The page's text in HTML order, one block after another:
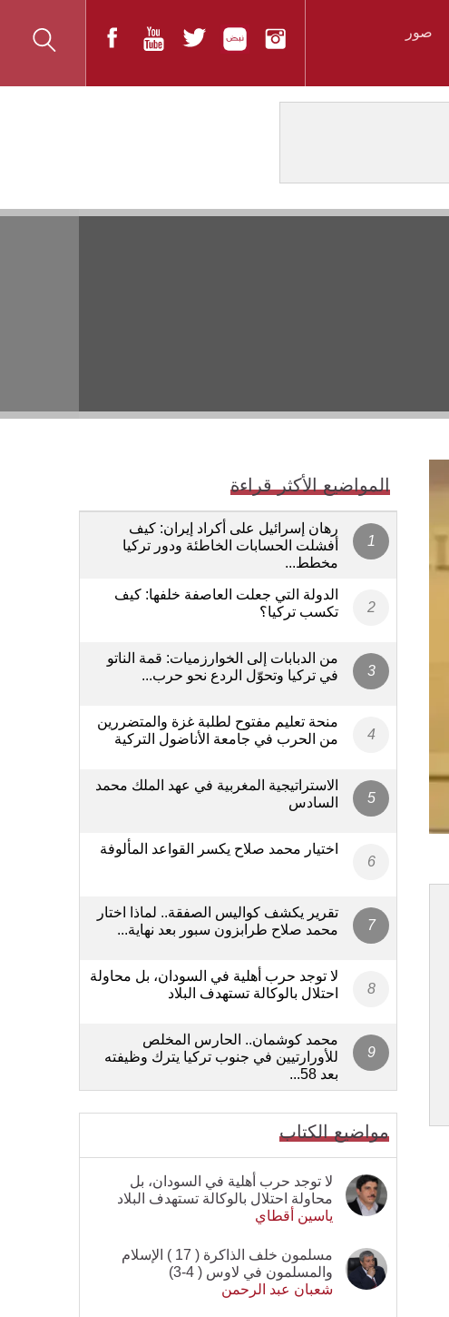
صور
المواضيع الأكثر قراءة
رهان إسرائيل على أكراد إيران: كيف
أفشلت الحسابات الخاطئة ودور تركيا
مخطط...
الدولة التي جعلت العاصفة خلفها: كيف
تكسب تركيا؟
من الدبابات إلى الخوارزميات: قمة الناتو
في تركيا وتحوّل الردع نحو حرب...
منحة تعليم مفتوح لطلبة غزة والمتضررين
من الحرب في جامعة الأناضول التركية
الاستراتيجية المغربية في عهد الملك محمد
السادس
اختيار محمد صلاح يكسر القواعد المألوفة
تقرير يكشف كواليس الصفقة.. لماذا اختار
محمد صلاح طرابزون سبور بعد نهاية...
لا توجد حرب أهلية في السودان، بل محاولة
احتلال بالوكالة تستهدف البلاد
محمد كوشمان.. الحارس المخلص
للأورارتيين في جنوب تركيا يترك وظيفته
بعد 58...
مواضيع الكتاب
لا توجد حرب أهلية في السودان، بل
محاولة احتلال بالوكالة تستهدف البلاد
ياسين أقطاي
مسلمون خلف الذاكرة ( 17 ) الإسلام
والمسلمون في لاوس ( 4-3)
شعبان عبد الرحمن